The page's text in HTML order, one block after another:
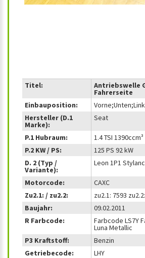
Titel: Antriebswelle
Fahrerseite
Einbauposition:
Hersteller (D.1
Marke):
Seat
P.1 Hubraum:
1.4 TSI 1390ccm³
P.2 KW / PS:
125 PS 92 kW
D. 2 (Typ /
Variante):
Leon 1P1
Motorcode:
CAXC
Zu2.1: / zu2.2:
zu2.1: 7593
Baujahr:
09.02.2011
R Farbcode:
Farbcode LS7Y
Luna Metallic
P3 Kraftstoff:
Benzin
Getriebecode:
LHY